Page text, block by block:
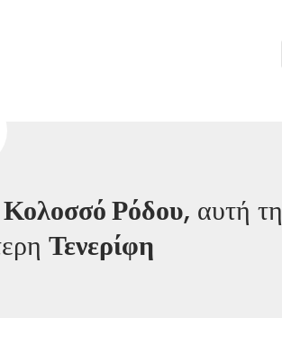
Κολοσσό Ρόδου, αυτή τη
Τενερίφη